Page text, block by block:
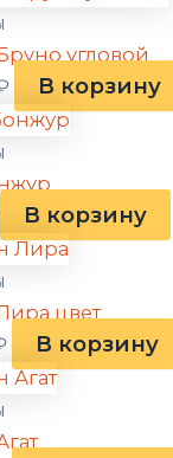
угловой
В корзину
В корзину
цвет
В корзину